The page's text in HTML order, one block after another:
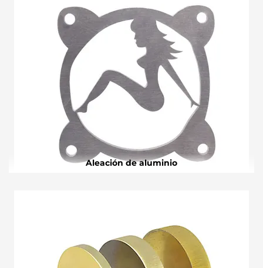
Aleación de aluminio